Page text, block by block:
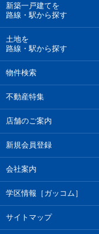
新築一戸建てを
路線・駅から探す
土地を
路線・駅から探す
物件検索
不動産特集
店舗のご案内
新規会員登録
会社案内
学区情報［ガッコム］
サイトマップ